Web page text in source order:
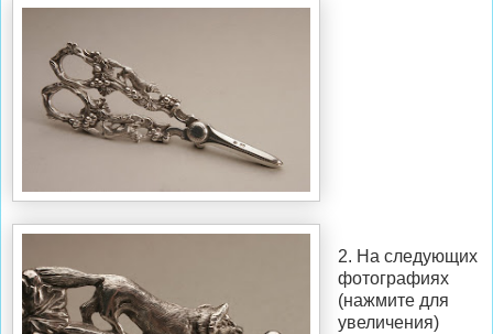
2. На следующих
фотографиях
(нажмите для
увеличения)